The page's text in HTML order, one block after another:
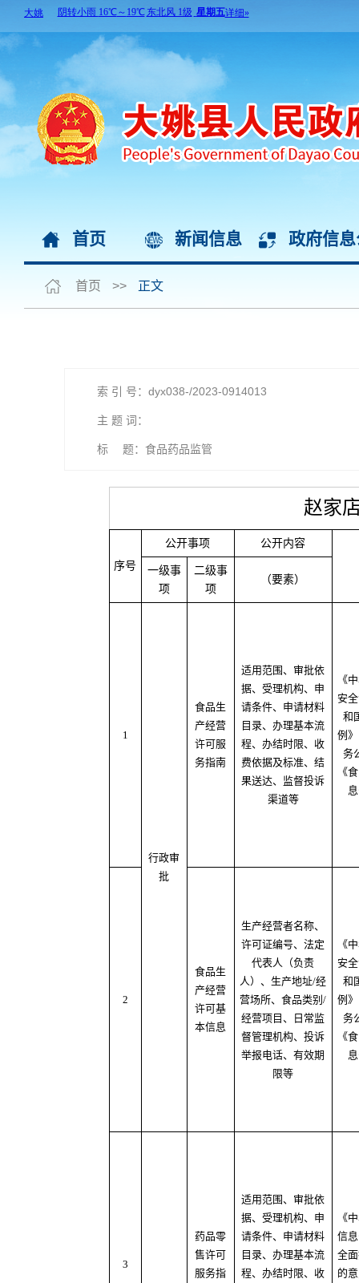
首页 新闻信息 政府信
首页 >> 正文
索 引 号：dyx038-/2023-0914013
主 题 词：
标 题：食品药品监管
赵家
序号
公开事项 公开内容
一级事
项
二级事
项
（要素）
1
行政审
批
食品生
产经营
许可服
务指南
适用范围、审批依
据、受理机构、申
请条件、申请材料
目录、办理基本流
程、办结时限、收
费依据及标准、结
果送达、监督投诉
渠道等
《
安
和
例
务
《
2
食品生
产经营
许可基
本信息
生产经营者名称、
许可证编号、法定
代表人（负责
人）、生产地址/经
营场所、食品类别/
经营项目、日常监
督管理机构、投诉
举报电话、有效期
限等
《
安
和
例
务
《
3
药品零
售许可
服务指
适用范围、审批依
据、受理机构、申
请条件、申请材料
目录、办理基本流
程、办结时限、收
《
信
全
的